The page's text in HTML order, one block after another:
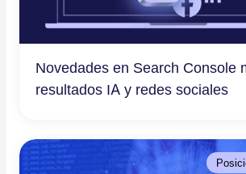
Novedades en Search Console
resultados IA y redes sociales